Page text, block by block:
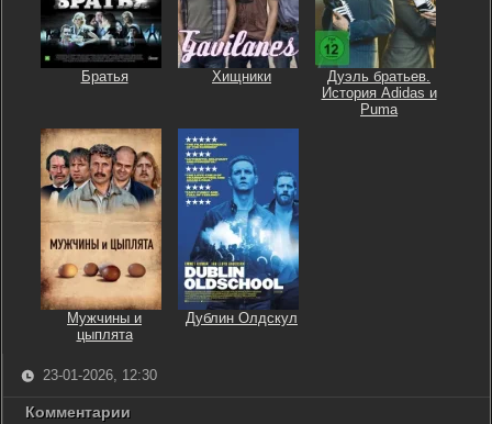
Братья Хищники
Дуэль братьев.
История Adidas и
Puma
Мужчины и
цыплята
Дублин Олдскул
23-01-2026, 12:30
Комментарии